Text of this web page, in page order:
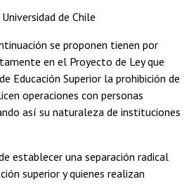
de Chile
se proponen tienen por
en el Proyecto de Ley que
Educación Superior la prohibición de
operaciones con personas
así su naturaleza de instituciones
establecer una separación radical
superior y quienes realizan